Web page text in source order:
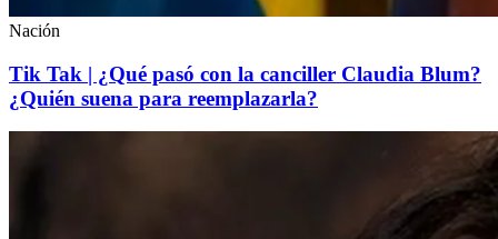
Nación
Tik Tak | ¿Qué pasó con la canciller Claudia Blum?
¿Quién suena para reemplazarla?